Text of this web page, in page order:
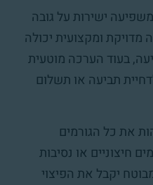
ישירות על גובה
ומקצועית יכולה
בעוד הערכה מוטעית
תביעה או תשלום
את כל הגורמים
חיצוניים או נסיבות
יקבל את הפיצוי